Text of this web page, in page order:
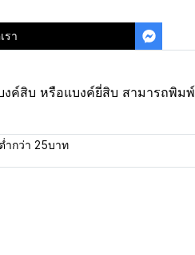
รา
ค์สิบ หรือแบงค์ยี่สิบ สามารถพิมพ์
ำกว่า 25บาท